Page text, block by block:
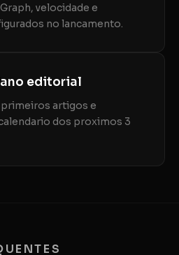
velocidade e
no lancamento.
editorial
artigos e
dos proximos 3